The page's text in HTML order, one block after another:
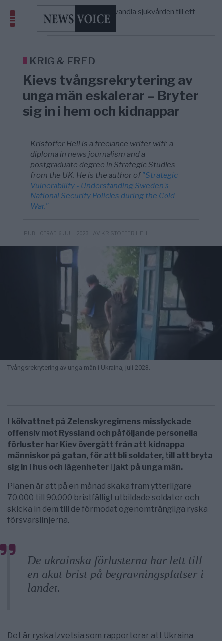
5/8
S och KD vill omvandla sjukvården till ett
geografiskt apartheidsystem
AFRIKA
Massiv anstormning till Ceuta – Misstankar
America” – Finally
KRIG & FRED
Kievs tvångsrekrytering av
unga män eskalerar – Bryter
sig in i hem och kidnappar
Kristoffer Hell is a freelance writer with a
diploma in news journalism and a
postgraduate degree in Strategic Studies
from the UK. He is the author of "Strategic
Vulnerability - Understanding Sweden's
National Security Policies during the Cold
War."
PUBLICERAD 6 JULI 2023 - AV KRISTOFFER HELL
Tvångsrekrytering av unga män i Ukraina, juli 2023.
I kölvattnet på Zelenskyregimens misslyckade
offensiv mot Ryssland och påföljande personella
förluster har Kiev övergått från att kidnappa
människor på gatan, för att bli soldater, till att bryta
sig in i hus och lägenheter i jakt på unga män.
Planen är att på en månad skaka fram ytterligare
70.000 till 90.000 bristfälligt utbildade soldater och
skicka in dem till de förmodat ogenomträngliga ryska
försvarslinjerna.
De ukrainska förlusterna har lett till
en akut brist på begravningsplatser i
landet.
Det är ryska Izvetsia som rapporterar att Ukraina